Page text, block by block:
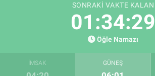
SONRAKI VAKTE KALAN
01:34:29
Öğle Namazı
İMSAK GÜNEŞ